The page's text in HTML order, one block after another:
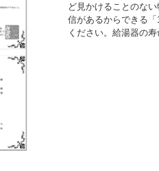
ど見かけることのな
信があるからできる
ください。給湯器の